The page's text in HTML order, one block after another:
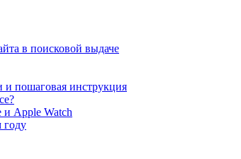
в поисковой выдаче
и пошаговая инструкция
и Apple Watch
году